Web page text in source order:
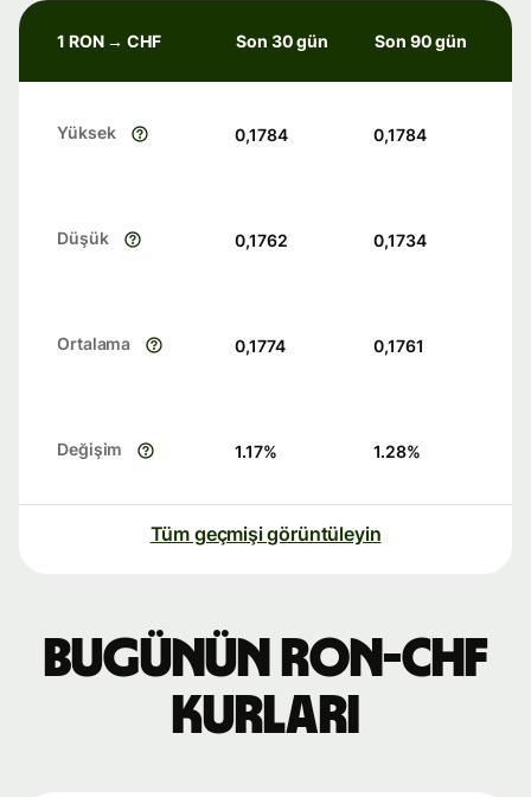
1 RON → CHF Son 30 gün Son 90 gün
Yüksek 0,1784 0,1784
Düşük 0,1762 0,1734
Ortalama 0,1774 0,1761
Değişim 1.17% 1.28%
Tüm geçmişi görüntüleyin
Bugünün RON-CHF
kurları